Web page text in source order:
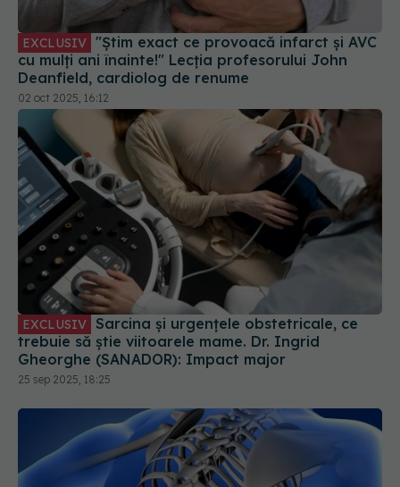
EXCLUSIV
cu mulți ani înainte!" Lecția profesorului John
Deanfield, cardiolog de renume
02 oct 2025, 16:12
EXCLUSIV
trebuie să știe viitoarele mame. Dr. Ingrid
Gheorghe (SANADOR): Impact major
25 sep 2025, 18:25